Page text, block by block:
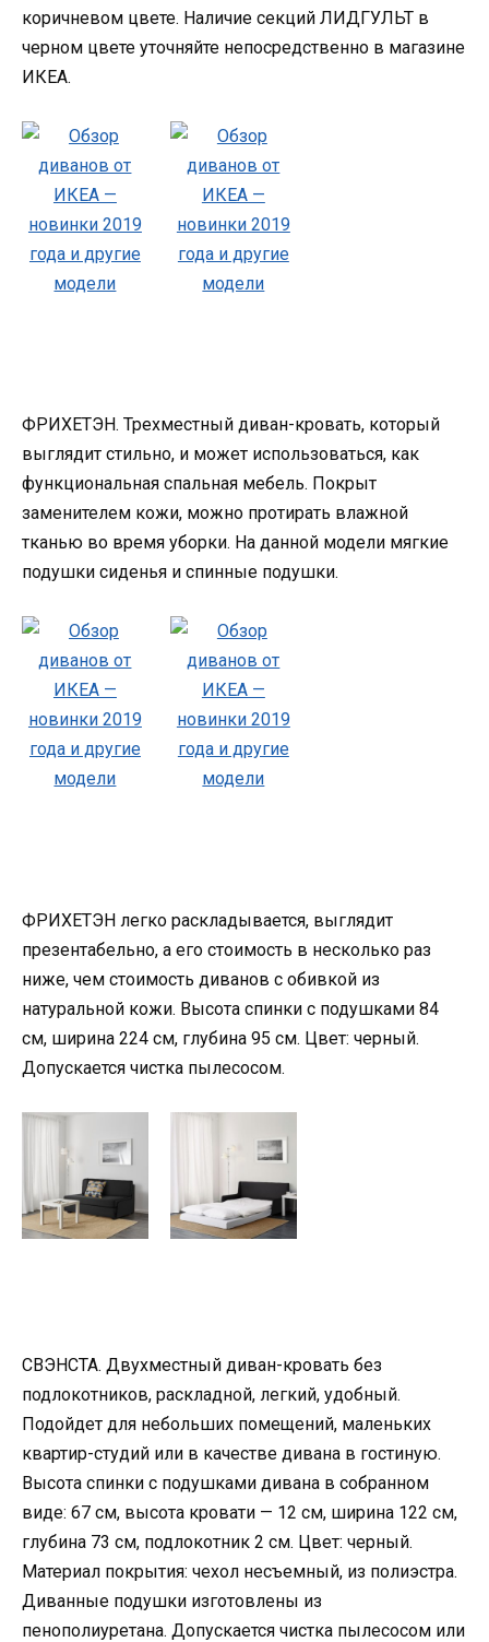
коричневом цвете. Наличие секций ЛИДГУЛЬТ в
черном цвете уточняйте непосредственно в магазине
ИКЕА.
ФРИХЕТЭН. Трехместный диван-кровать, который
выглядит стильно, и может использоваться, как
функциональная спальная мебель. Покрыт
заменителем кожи, можно протирать влажной
тканью во время уборки. На данной модели мягкие
подушки сиденья и спинные подушки.
ФРИХЕТЭН легко раскладывается, выглядит
презентабельно, а его стоимость в несколько раз
ниже, чем стоимость диванов с обивкой из
натуральной кожи. Высота спинки с подушками 84
см, ширина 224 см, глубина 95 см. Цвет: черный.
Допускается чистка пылесосом.
СВЭНСТА. Двухместный диван-кровать без
подлокотников, раскладной, легкий, удобный.
Подойдет для небольших помещений, маленьких
квартир-студий или в качестве дивана в гостиную.
Высота спинки с подушками дивана в собранном
виде: 67 см, высота кровати — 12 см, ширина 122 см,
глубина 73 см, подлокотник 2 см. Цвет: черный.
Материал покрытия: чехол несъемный, из полиэстра.
Диванные подушки изготовлены из
пенополиуретана. Допускается чистка пылесосом или